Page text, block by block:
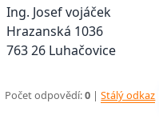
Ing. Josef vojáček
Hrazanská 1036
763 26 Luhačovice
Počet odpovědí:0 |Stálý odkaz